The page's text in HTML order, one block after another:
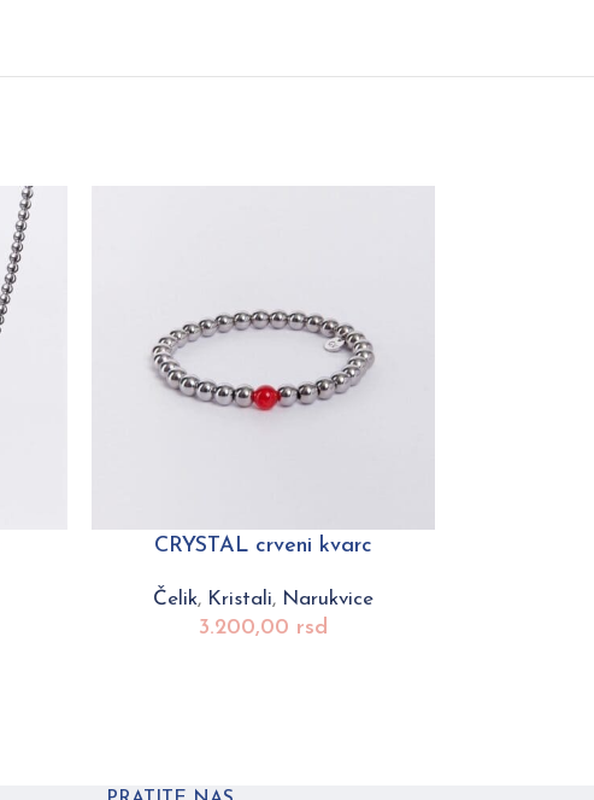
CRYSTAL crveni kvarc
Čelik, Kristali, Narukvice
3.200,00 rsd